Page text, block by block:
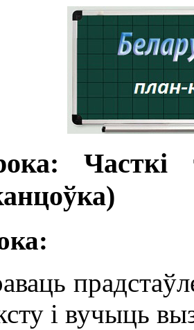
Часткі
і вучыць